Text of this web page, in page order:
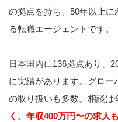
の拠点を持ち、50年以上
る転職エージェントです。
日本国内に136拠点あり、
に実績があります。グロー
の取り扱いも多数。相談は
く、年収400万円〜の求人も